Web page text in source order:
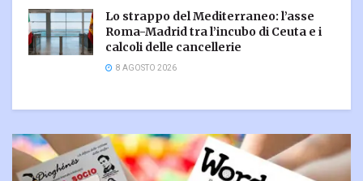
Lo strappo del Mediterraneo: l’asse
Roma-Madrid tra l’incubo di Ceuta e i
calcoli delle cancellerie
8 AGOSTO 2026